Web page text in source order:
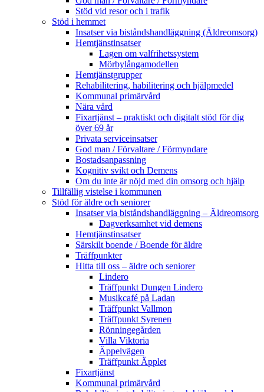
Stöd vid resor och i trafik
Stöd i hemmet
Insatser via biståndshandläggning (Äldreomsorg)
Hemtjänstinsatser
Lagen om valfrihetssystem
Mörbylångamodellen
Hemtjänstgrupper
Rehabilitering, habilitering och hjälpmedel
Kommunal primärvård
Nära vård
Fixartjänst – praktiskt och digitalt stöd för dig
över 69 år
Privata serviceinsatser
God man / Förvaltare / Förmyndare
Bostadsanpassning
Kognitiv svikt och Demens
Om du inte är nöjd med din omsorg och hjälp
Tillfällig vistelse i kommunen
Stöd för äldre och seniorer
Insatser via biståndshandläggning – Äldreomsorg
Dagverksamhet vid demens
Hemtjänstinsatser
Särskilt boende / Boende för äldre
Träffpunkter
Hitta till oss – äldre och seniorer
Lindero
Träffpunkt Dungen Lindero
Musikcafé på Ladan
Träffpunkt Vallmon
Träffpunkt Syrenen
Rönningegården
Villa Viktoria
Äppelvägen
Träffpunkt Äpplet
Fixartjänst
Kommunal primärvård